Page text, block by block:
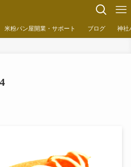
米粉パン屋開業・サポート ブログ 神社